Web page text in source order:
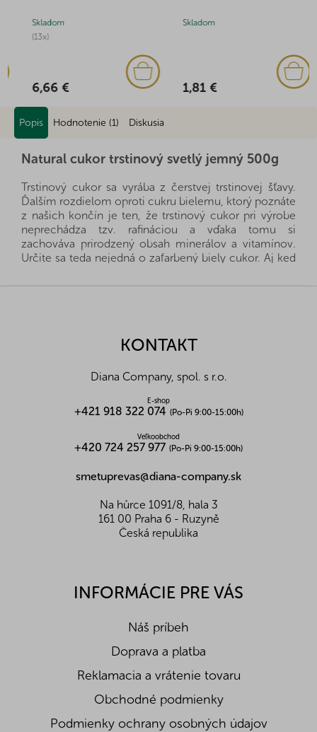
(13x)
Skladom
6,66 €
Skladom
1,81 €
Popis Hodnotenie (1) Diskusia
Natural cukor trstinový svetlý jemný 500g
Trstinový cukor sa vyrába z čerstvej trstinovej šťavy.
Ďalším rozdielom oproti cukru bielemu, ktorý poznáte
z našich končín je ten, že trstinový cukor pri výrobe
neprechádza tzv. rafináciou a vďaka tomu si
zachováva prirodzený obsah minerálov a vitamínov.
Určite sa teda nejedná o zafarbený biely cukor. Aj keď
stretnúť. U nás, ale určite nie. Využitie trstinového
cukor trstinový svetlý
Energetická hodnota (kJ/kcal)
1683/482,6
0
Sacharidy (g)
99,9
Vláknina (g)
0
0
KONTAKT
Diana Company, spol. s r.o.
E-shop
+421 918 322 074 (Po-Pi 9:00-15:00h)
Veľkoobchod
+420 724 257 977 (Po-Pi 9:00-15:00h)
smetuprevas@diana-company.sk
Na hůrce 1091/8, hala 3
161 00 Praha 6 - Ruzyně
Česká republika
INFORMÁCIE PRE VÁS
Náš príbeh
Doprava a platba
Reklamacia a vrátenie tovaru
Obchodné podmienky
Podmienky ochrany osobných údajov